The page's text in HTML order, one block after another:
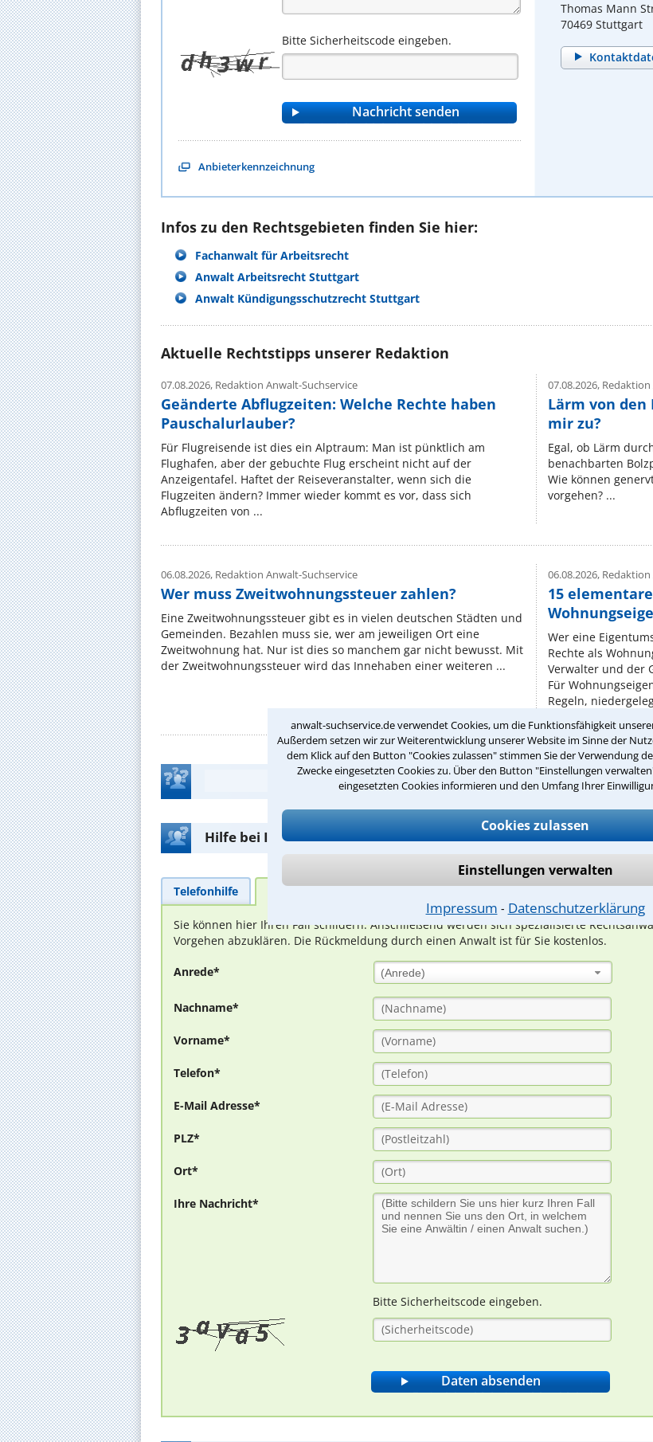
anwalt-suchservice.de verwendet Cookies, um die Funktionsfähigkeit
Außerdem setzen wir zur Weiterentwicklung unserer Website im Sinne der
dem Klick auf den Button "Cookies zulassen" stimmen Sie der Verwendung
Zwecke eingesetzten Cookies zu. Über den Button "Einstellungen
eingesetzten Cookies informieren und den Umfang Ihrer
Cookies zulassen
Einstellungen verwalten
Impressum ⁃ Datenschutzerklärung
Bitte Sicherheitscode eingeben.
Anbieterkennzeichnung
Thomas Mann
70469 Stuttgart
Infos zu den Rechtsgebieten finden Sie hier:
Fachanwalt für Arbeitsrecht
Anwalt Arbeitsrecht Stuttgart
Anwalt Kündigungsschutzrecht Stuttgart
Aktuelle Rechtstipps unserer Redaktion
07.08.2026, Redaktion Anwalt-Suchservice
Geänderte Abflugzeiten: Welche Rechte haben
Pauschalurlauber?
Für Flugreisende ist dies ein Alptraum: Man ist pünktlich am
Flughafen, aber der gebuchte Flug erscheint nicht auf der
Anzeigentafel. Haftet der Reiseveranstalter, wenn sich die
Flugzeiten ändern? Immer wieder kommt es vor, dass sich
Abflugzeiten von ...
07.08.2026,Redaktion
Lärm von den
mir zu?
Egal, ob Lärm
benachbarten
Wie können
vorgehen? ...
06.08.2026, Redaktion Anwalt-Suchservice
Wer muss Zweitwohnungssteuer zahlen?
Eine Zweitwohnungssteuer gibt es in vielen deutschen Städten und
Gemeinden. Bezahlen muss sie, wer am jeweiligen Ort eine
Zweitwohnung hat. Nur ist dies so manchem gar nicht bewusst. Mit
der Zweitwohnungssteuer wird das Innehaben einer weiteren ...
06.08.2026,Redaktion
15
Wer eine
Rechte als
Verwalter und der
Für
Regeln,
Teste Dein Rechtswissen
Hilfe bei Ihrer Anwaltsuche?
Telefonhilfe Beratungsanfrage
Sie können hier Ihren Fall schildern. Anschließend werden sich spezialisierte
Vorgehen abzuklären. Die Rückmeldung durch einen Anwalt ist für Sie kostenlos.
Anrede* (Anrede)
Nachname*
Vorname*
Telefon*
E-Mail Adresse*
PLZ*
Ort*
Ihre Nachricht*
Bitte Sicherheitscode eingeben.